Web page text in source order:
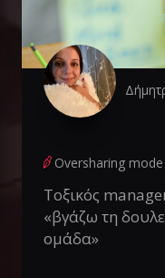
Oversharing
Τοξικός
«βγάζω τη
ομάδα»